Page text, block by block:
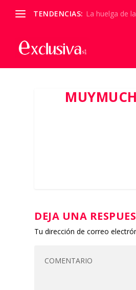
TENDENCIAS: La huelga de
DEJA UNA
Tu dirección de correo